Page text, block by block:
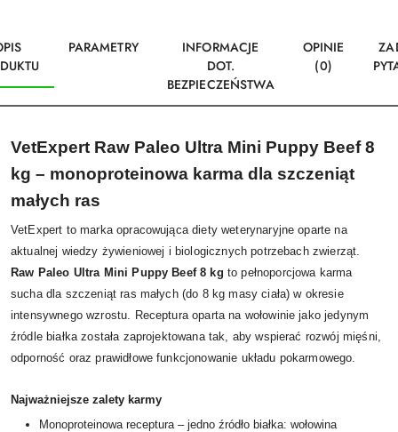
PARAMETRY
INFORMACJE
DOT.
BEZPIECZEŃSTWA
OPINIE
(0)
VetExpert Raw Paleo Ultra Mini Puppy Beef 8
kg – monoproteinowa karma dla szczeniąt
małych ras
VetExpert to marka opracowująca diety weterynaryjne oparte na
aktualnej wiedzy żywieniowej i biologicznych potrzebach zwierząt.
Raw Paleo Ultra Mini Puppy Beef 8 kg to pełnoporcjowa karma
sucha dla szczeniąt ras małych (do 8 kg masy ciała) w okresie
intensywnego wzrostu. Receptura oparta na wołowinie jako jedynym
źródle białka została zaprojektowana tak, aby wspierać rozwój mięśni,
odporność oraz prawidłowe funkcjonowanie układu pokarmowego.
Najważniejsze zalety karmy
Monoproteinowa receptura – jedno źródło białka: wołowina